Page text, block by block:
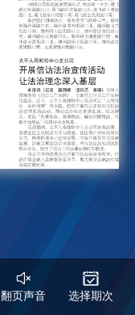
翻页声音 选择期次